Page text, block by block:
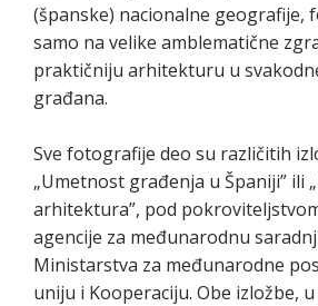
(španske) nacionalne geografije,
samo na velike amblematične
praktičniju arhitekturu u
građana.
Sve fotografije deo su različitih
„Umetnost građenja u Španiji” ili
arhitektura”, pod
agencije za međunarodnu
Ministarstva za međunarodne
uniju i Kooperaciju. Obe izložbe,